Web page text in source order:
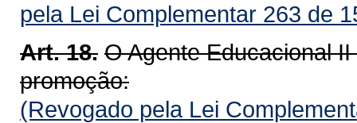
pela Lei Complementar 263 de
Art. 18. O Agente Educacional
promoção:
(Revogado pela Lei